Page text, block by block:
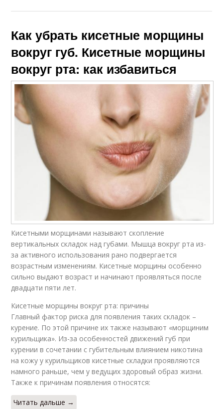
Как убрать кисетные морщины
вокруг губ. Кисетные морщины
вокруг рта: как избавиться
Кисетными морщинами называют скопление
вертикальных складок над губами. Мышца вокруг рта из-
за активного использования рано подвергается
возрастным изменениям. Кисетные морщины особенно
сильно выдают возраст и начинают проявляться после
двадцати пяти лет.
Кисетные морщины вокруг рта: причины
Главный фактор риска для появления таких складок –
курение. По этой причине их также называют «морщиним
курильщика». Из-за особенностей движений губ при
курении в сочетании с губительным влиянием никотина
на кожу у курильщиков кисетные складки проявляются
намного раньше, чем у ведущих здоровый образ жизни.
Также к причинам появления относятся:
Читать дальше →